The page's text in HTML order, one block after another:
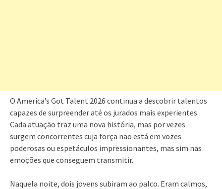
O America’s Got Talent 2026 continua a descobrir talentos
capazes de surpreender até os jurados mais experientes.
Cada atuação traz uma nova história, mas por vezes
surgem concorrentes cuja força não está em vozes
poderosas ou espetáculos impressionantes, mas sim nas
emoções que conseguem transmitir.
Naquela noite, dois jovens subiram ao palco. Eram calmos,